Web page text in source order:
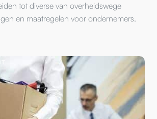
tot diverse van overheidswege
en maatregelen voor ondernemers.